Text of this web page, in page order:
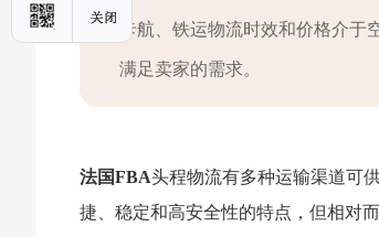
卡航、铁运物流时效和价格介
满足卖家的需求。
法国FBA头程物流有多种运输渠道可
捷、稳定和高安全性的特点，但相对